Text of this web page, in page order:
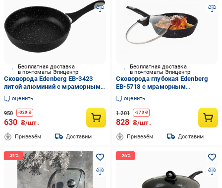
Бесплатная доставка
в почтоматы Эпицентр
Сковорода Edenberg EB-3423
литой алюминий с мраморным
антипригарным покрытием 24
см без крышки
оценить
950 -320 ₴
630 ₴/шт.
Привезём Доставим
Бесплатная доставка
в почтоматы Эпицентр
Сковорода глубокая Edenberg
EB-5718 с мраморным
покрытием с крышкой 26 см 2,7
л (EPI-11122025-101)
оценить
1 201 -373₴
828 ₴/шт.
Привезём Доставим